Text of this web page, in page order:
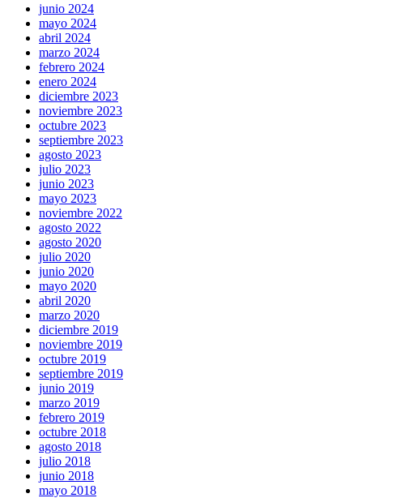
junio 2024
mayo 2024
abril 2024
marzo 2024
febrero 2024
enero 2024
diciembre 2023
noviembre 2023
octubre 2023
septiembre 2023
agosto 2023
julio 2023
junio 2023
mayo 2023
noviembre 2022
agosto 2022
agosto 2020
julio 2020
junio 2020
mayo 2020
abril 2020
marzo 2020
diciembre 2019
noviembre 2019
octubre 2019
septiembre 2019
junio 2019
marzo 2019
febrero 2019
octubre 2018
agosto 2018
julio 2018
junio 2018
mayo 2018